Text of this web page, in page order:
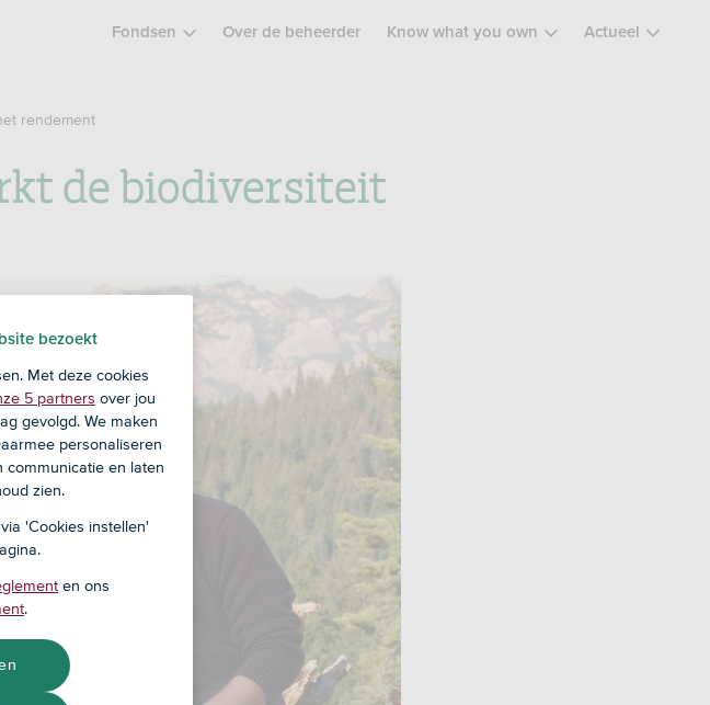
Fondsen Over de beheerder Know what you own Actueel
rendement
de biodiversiteit
bezoekt
Met deze cookies
5 partners over jou
gevolgd. We maken
personaliseren
communicatie en laten
zien.
'Cookies instellen'
en ons
.